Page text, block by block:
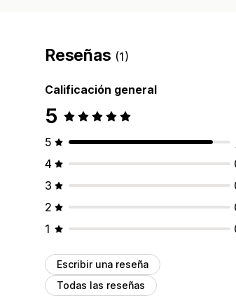
Reseñas (1)
Calificación general
5
5
4
3
2
1
Escribir una reseña
Todas las reseñas